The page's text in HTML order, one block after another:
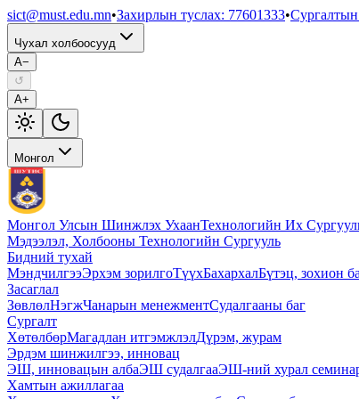
sict@must.edu.mn•Захирлын туслах: 77601333•Сургалтын
Чухал холбоосууд
A−
↺
A+
Монгол
Монгол Улсын Шинжлэх УхаанТехнологийн Их
Мэдээлэл, Холбооны Технологийн Сургууль
Бидний тухай
МэндчилгээЭрхэм зорилгоТүүхБахархалБүтэц, зохион
Засаглал
ЗөвлөлНэгжЧанарын менежментСудалгааны баг
Сургалт
ХөтөлбөрМагадлан итгэмжлэлДүрэм, журам
Эрдэм шинжилгээ, инновац
ЭШ, инновацын албаЭШ судалгааЭШ-ний хурал
Хамтын ажиллагаа